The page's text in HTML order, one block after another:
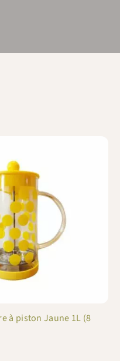
à piston Jaune 1L (8
Bienvenue chez Cafés
Profitez de -10% sur votre
abonnements, machines à
et chèques cadeau et offres
Copiez le code ci-dessous, puis
"Code promo" de votre panier.